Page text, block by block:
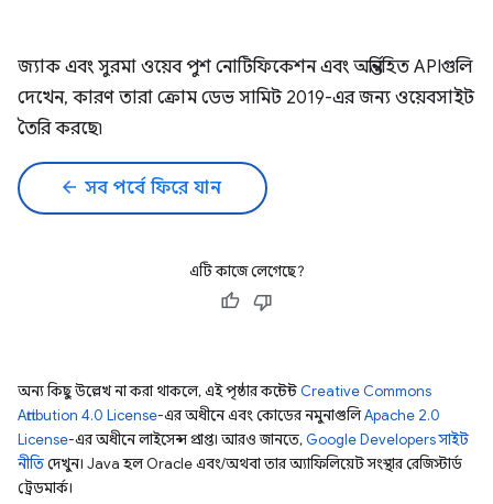
জ্যাক এবং সুরমা ওয়েব পুশ নোটিফিকেশন এবং অন্তর্নিহিত APIগুলি
দেখেন, কারণ তারা ক্রোম ডেভ সামিট 2019-এর জন্য ওয়েবসাইট
তৈরি করছে৷
arrow_back সব পর্বে ফিরে যান
এটি কাজে লেগেছে?
অন্য কিছু উল্লেখ না করা থাকলে, এই পৃষ্ঠার কন্টেন্ট Creative Commons
Attribution 4.0 License-এর অধীনে এবং কোডের নমুনাগুলিApache 2.0
License-এর অধীনে লাইসেন্স প্রাপ্ত। আরও জানতে, Google Developers সাইট
নীতিদেখুন। Java হল Oracle এবং/অথবা তার অ্যাফিলিয়েট সংস্থার রেজিস্টার্ড
ট্রেডমার্ক।